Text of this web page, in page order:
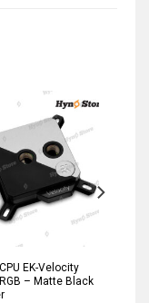
EK-Velocity
– Matte Black